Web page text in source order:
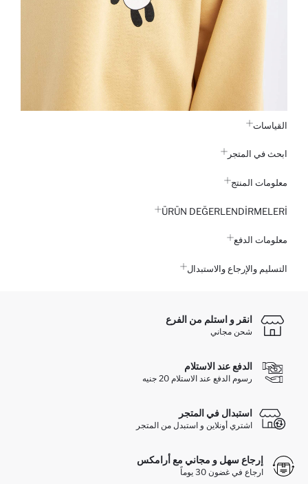
القياسات
ابحث في المتجر
معلومات المنتج
ÜRÜN DEĞERLENDİRMELERİ
معلومات الدفع
التسليم والإرجاع والاستبدال
انقر و استلم من الفرع
شحن مجاني
الدفع عند الاستلام
رسوم الدفع عند الاستلام 20 جنيه
استبدال في المتجر
اشتري أونلاين و استبدل من المتجر
إرجاع سهل و مجاني مع أرامكس
ارجاع في غضون 30 يوماً